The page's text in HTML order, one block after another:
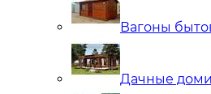
Вагоны
Дачные